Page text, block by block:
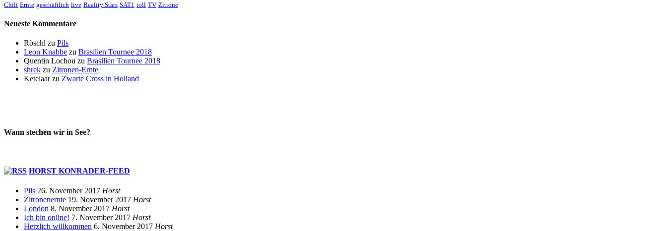
Chili Ernte geschäftlich live Reality Stars SAT1 toll TV Zitrone
Neueste Kommentare
Röschl zu Pils
Leon Knabbe zu Brasilien Tournee 2018
Quentin Lochou zu Brasilien Tournee 2018
shrek zu Zitronen-Ernte
Ketelaarzu Zwarte Cross in Holland
Wann stechen wir in See?
HORST KONRADER-FEED
Pils 26. November 2017 Horst
Zitronenernte 19. November 2017 Horst
London 8. November 2017 Horst
Ich bin online! 7. November 2017 Horst
Herzlich willkommen 6. November 2017 Horst